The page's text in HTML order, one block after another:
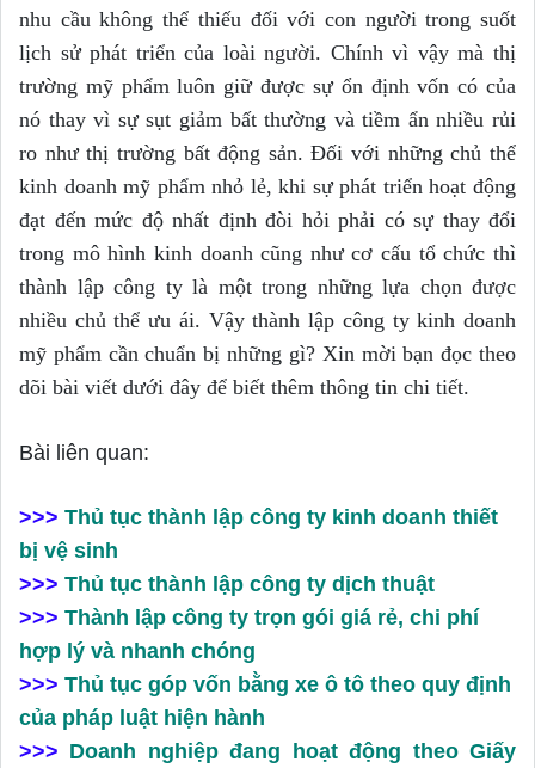
nhu cầu không thể thiếu đối với con người trong suốt
lịch sử phát triển của loài người. Chính vì vậy mà thị
trường mỹ phẩm luôn giữ được sự ổn định vốn có của
nó thay vì sự sụt giảm bất thường và tiềm ẩn nhiều rủi
ro như thị trường bất động sản. Đối với những chủ thể
kinh doanh mỹ phẩm nhỏ lẻ, khi sự phát triển hoạt động
đạt đến mức độ nhất định đòi hỏi phải có sự thay đổi
trong mô hình kinh doanh cũng như cơ cấu tổ chức thì
thành lập công ty là một trong những lựa chọn được
nhiều chủ thể ưu ái. Vậy thành lập công ty kinh doanh
mỹ phẩm cần chuẩn bị những gì? Xin mời bạn đọc theo
dõi bài viết dưới đây để biết thêm thông tin chi tiết.
Bài liên quan:
>>> Thủ tục thành lập công ty kinh doanh thiết
bị vệ sinh
>>> Thủ tục thành lập công ty dịch thuật
>>> Thành lập công ty trọn gói giá rẻ, chi phí
hợp lý và nhanh chóng
>>> Thủ tục góp vốn bằng xe ô tô theo quy định
của pháp luật hiện hành
>>> Doanh nghiệp đang hoạt động theo Giấy